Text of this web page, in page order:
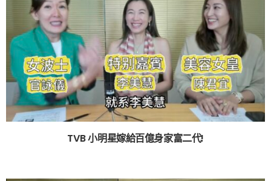
TVB 小明星嫁給百億身家富二代!